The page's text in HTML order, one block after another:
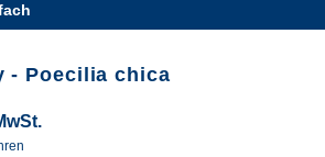
- Poecilia chica